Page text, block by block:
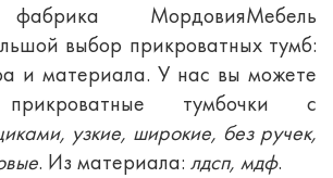
МордовияМебель
выбор прикроватных тумб:
и материала. У нас вы можете
прикроватные тумбочки с
узкие, широкие, без ручек,
. Из материала: лдсп, мдф.